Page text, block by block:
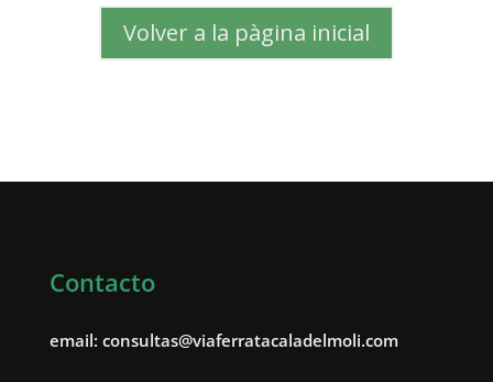
Volver a la pàgina inicial
Contacto
email: consultas@viaferratacaladelmoli.com